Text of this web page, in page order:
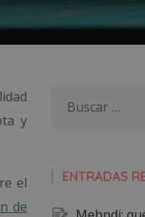
y
el
de
ENTRADAS